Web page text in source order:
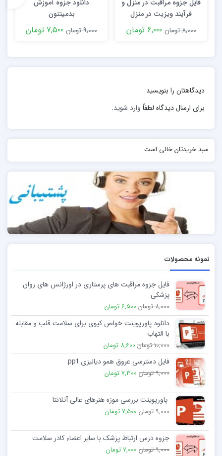
آنچه مهم است اینکه تهویه مکانیکی غیر تهاجمی بر تهویه
فایل جزوه مراقبت در منزل و
فرآیند ویزیت در منزل
8,000 تومان
6,000 تومان
دانلود جزوه آموزش
بدمینتون
9,000 تومان
7,500 تومان
دیدگاهتان را بنویسید
برای ارسال دیدگاه لطفاً وارد شوید.
سبد خریدتان خالی است.
نمونه محصولات
فایل جزوه مراقبت های پرستاری در اورژانس های روان
پزشکی
8,000 تومان 6,500 تومان
دانلود پاورپوینت خواص کیوی برای سلامت قلب و مقابله
با التهاب
10,000 تومان 8,600 تومان
فایل دسترسی عروق همو دیالیزی ppt
9,000 تومان 7,300 تومان
پاورپوینت بررسی موزه هنرهای عالی آتلانتا
9,000 تومان 7,500 تومان
جزوه درس ارتباط پزشک با سایر اعضاء کادر سلامت
9,000 تومان 7,000 تومان